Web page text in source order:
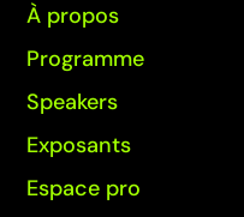
À propos
Programme
Speakers
Exposants
Espace pro